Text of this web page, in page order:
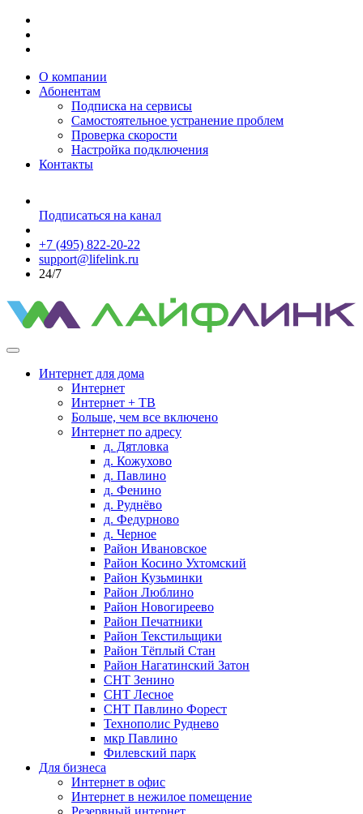
О компании
Абонентам
Подписка на сервисы
Самостоятельное устранение проблем
Проверка скорости
Настройка подключения
Контакты
Подписаться на канал
+7 (495) 822-20-22
support@lifelink.ru
24/7
Интернет для дома
Интернет
Интернет + ТВ
Больше, чем все включено
Интернет по адресу
д. Дятловка
д. Кожухово
д. Павлино
д. Фенино
д. Руднёво
д. Федурново
д. Черное
Район Ивановское
Район Косино Ухтомский
Район Кузьминки
Район Люблино
Район Новогиреево
Район Печатники
Район Текстильщики
Район Тёплый Стан
Район Нагатинский Затон
СНТ Зенино
СНТ Лесное
СНТ Павлино Форест
Технополис Руднево
мкр Павлино
Филевский парк
Для бизнеса
Интернет в офис
Интернет в нежилое помещение
Резервный интернет